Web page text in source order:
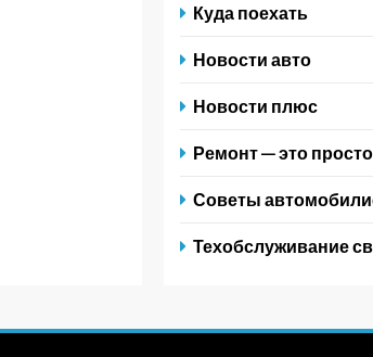
Куда поехать
Новости авто
Новости плюс
Ремонт — это просто
Советы
Техобслуживание